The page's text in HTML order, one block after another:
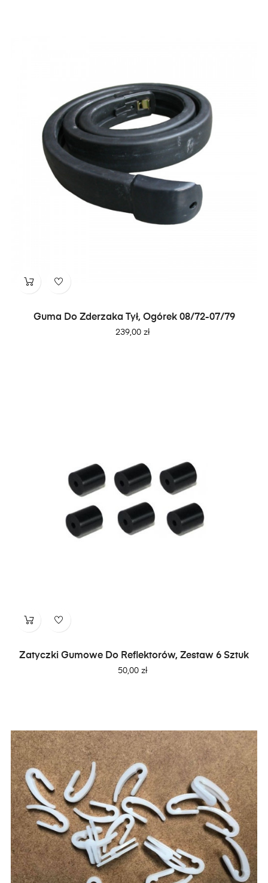
Guma Do Zderzaka Tył, Ogórek 08/72-07/79
Cena
239,00 zł
Zatyczki Gumowe Do Reflektorów, Zestaw 6 Sztuk
Cena
50,00 zł